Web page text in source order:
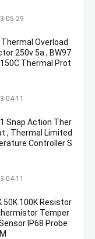
Protector
05-29
Overload
250v 5a , BW97
Thermal Prot
Bimetal Thermostat
04-11
Snap Action Ther
, Thermal Limited
Controller S
Bimetal Thermostat
04-11
50K 100K Resistor
Temper
IP68 Probe